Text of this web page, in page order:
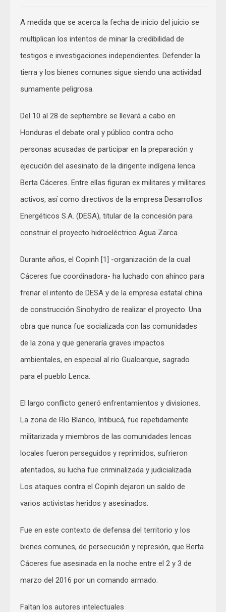
A medida que se acerca la fecha de inicio del juicio se
multiplican los intentos de minar la credibilidad de
testigos e investigaciones independientes. Defender la
tierra y los bienes comunes sigue siendo una actividad
sumamente peligrosa.
Del 10 al 28 de septiembre se llevará a cabo en
Honduras el debate oral y público contra ocho
personas acusadas de participar en la preparación y
ejecución del asesinato de la dirigente indígena lenca
Berta Cáceres. Entre ellas figuran ex militares y militares
activos, así como directivos de la empresa Desarrollos
Energéticos S.A. (DESA), titular de la concesión para
construir el proyecto hidroeléctrico Agua Zarca.
Durante años, el Copinh [1] -organización de la cual
Cáceres fue coordinadora- ha luchado con ahínco para
frenar el intento de DESA y de la empresa estatal china
de construcción Sinohydro de realizar el proyecto. Una
obra que nunca fue socializada con las comunidades
de la zona y que generaría graves impactos
ambientales, en especial al río Gualcarque, sagrado
para el pueblo Lenca.
El largo conflicto generó enfrentamientos y divisiones.
La zona de Río Blanco, Intibucá, fue repetidamente
militarizada y miembros de las comunidades lencas
locales fueron perseguidos y reprimidos, sufrieron
atentados, su lucha fue criminalizada y judicializada.
Los ataques contra el Copinh dejaron un saldo de
varios activistas heridos y asesinados.
Fue en este contexto de defensa del territorio y los
bienes comunes, de persecución y represión, que Berta
Cáceres fue asesinada en la noche entre el 2 y 3 de
marzo del 2016 por un comando armado.
Faltan los autores intelectuales